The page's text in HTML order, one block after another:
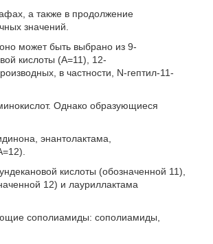
а также в продолжение
значений.
может быть выбрано из 9-
кислоты (А=11), 12-
в частности, N-гептил-11-
Однако образующиеся
энантолактама,
кислоты (обозначенной 11),
12) и лауриллактама
сополиамиды: сополиамиды,